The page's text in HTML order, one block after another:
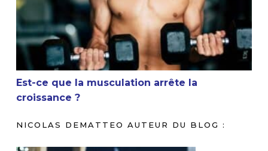
Est-ce que la musculation arrête la
croissance ?
NICOLAS DEMATTEO AUTEUR DU BLOG :